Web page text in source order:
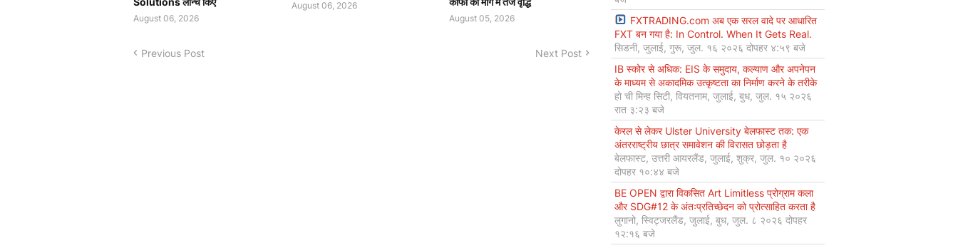
August 06, 2026
August 06, 2026
August 05, 2026
Previous Post Next Post
FXTRADING.com अब एक सरल वादे पर आधारित
FXT बन गया है: In Control. When It Gets Real.
सिडनी, जुलाई, गुरू, जुल. १६ २०२६ दोपहर ४:५९ बजे
IB स्कोर से अधिक: EIS के समुदाय, कल्याण और अपनेपन
के माध्यम से अकादमिक उत्कृष्टता का निर्माण करने के तरीके
हो ची मिन्ह सिटी, वियतनाम, जुलाई, बुध, जुल. १५ २०२६
रात ३:२३ बजे
केरल से लेकर Ulster University बेलफास्ट तक: एक
अंतरराष्ट्रीय छात्र समावेशन की विरासत छोड़ता है
बेलफास्ट, उत्तरी आयरलैंड, जुलाई, शुक्र, जुल. १० २०२६
दोपहर १०:४४ बजे
BE OPEN द्वारा विकसित Art Limitless प्रोग्राम कला
और SDG#12 के अंतःप्रतिच्छेदन को प्रोत्साहित करता है
लुगानो, स्विट्जरलैंड, जुलाई, बुध, जुल. ८ २०२६ दोपहर
१२:१६ बजे